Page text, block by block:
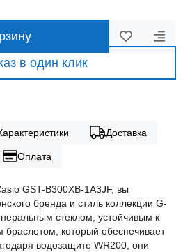
в один клик
Доставка
Оплата
GST-B300XB-1A3JF, вы
бренда и стиль коллекции G-
стеклом, устойчивым к
который обеспечивает
водозащите WR200, они